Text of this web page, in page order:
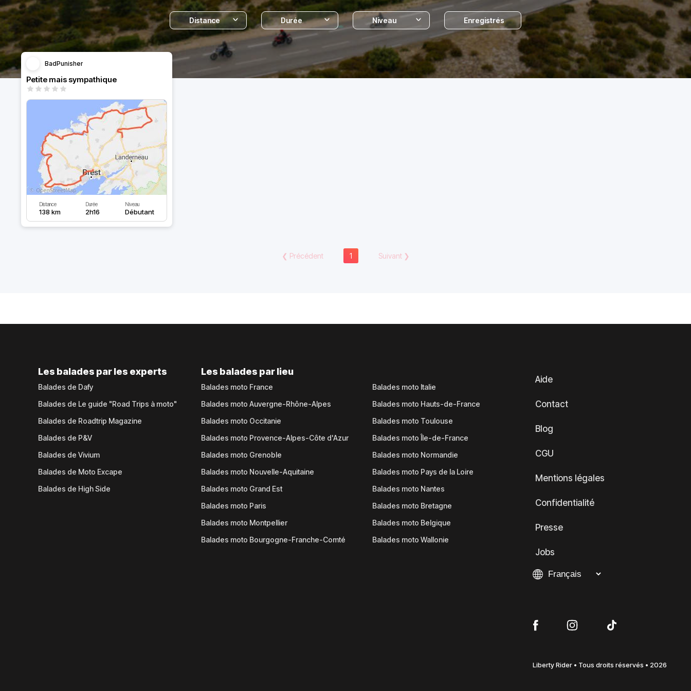
Distance Durée Niveau Enregistrés
BadPunisher
Petite mais sympathique
Distance
138 km
Durée
2h16
Niveau
Débutant
❮ Précédent 1 Suivant❯
Les balades par les experts
Balades de Dafy
Balades de Le guide "Road Trips à moto"
Balades de Roadtrip Magazine
Balades de P&V
Balades de Vivium
Balades de Moto Excape
Balades de High Side
Les balades par lieu
Balades moto France
Balades moto Auvergne-Rhône-Alpes
Balades moto Occitanie
Balades moto Provence-Alpes-Côte d'Azur
Balades moto Grenoble
Balades moto Nouvelle-Aquitaine
Balades moto Grand Est
Balades moto Paris
Balades moto Montpellier
Balades moto Bourgogne-Franche-Comté
Balades moto Italie
Balades moto Hauts-de-France
Balades moto Toulouse
Balades moto Île-de-France
Balades moto Normandie
Balades moto Pays de la Loire
Balades moto Nantes
Balades moto Bretagne
Balades moto Belgique
Balades moto Wallonie
Aide
Contact
Blog
CGU
Mentions légales
Confidentialité
Presse
Jobs
Liberty Rider • Tous droits réservés • 2026